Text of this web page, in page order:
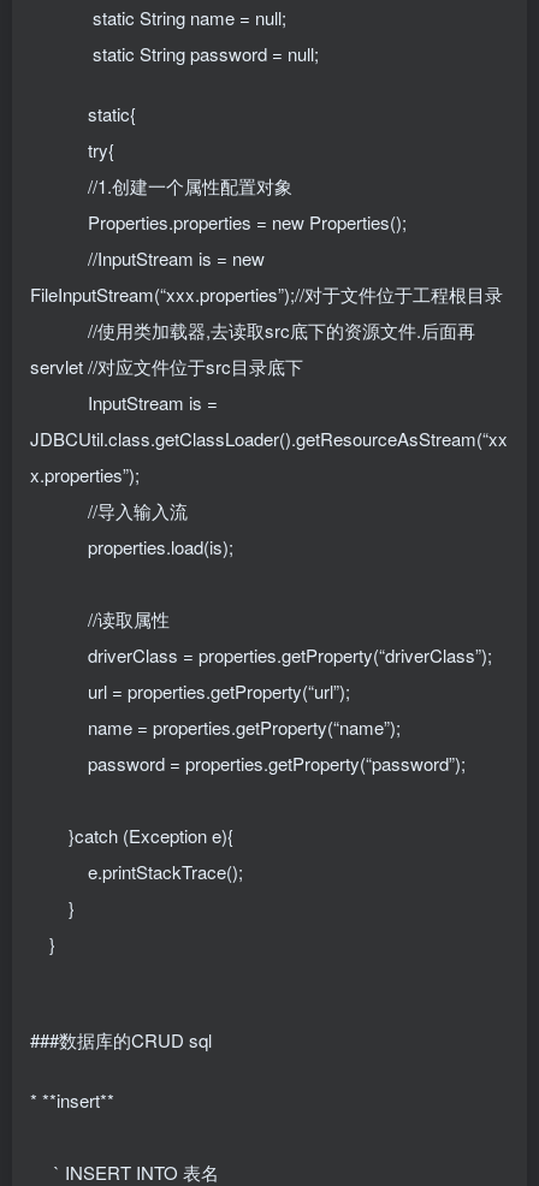
static String name = null;
static String password = null;
static{
try{
//1.创建一个属性配置对象
Properties.properties = new Properties();
//InputStream is = new
FileInputStream(“xxx.properties”);//对于文件位于工程根目录
//使用类加载器,去读取src底下的资源文件.后面再
servlet //对应文件位于src目录底下
InputStream is =
JDBCUtil.class.getClassLoader().getResourceAsStream(“xx
x.properties”);
//导入输入流
properties.load(is);
//读取属性
driverClass = properties.getProperty(“driverClass”);
url = properties.getProperty(“url”);
name = properties.getProperty(“name”);
password = properties.getProperty(“password”);
}catch (Exception e){
e.printStackTrace();
}
}
###数据库的CRUD sql
* **insert**
` INSERT INTO 表名